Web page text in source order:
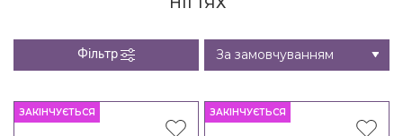
Фільтр
ЗАКІНЧУЄТЬСЯ ЗАКІНЧУЄТЬСЯ